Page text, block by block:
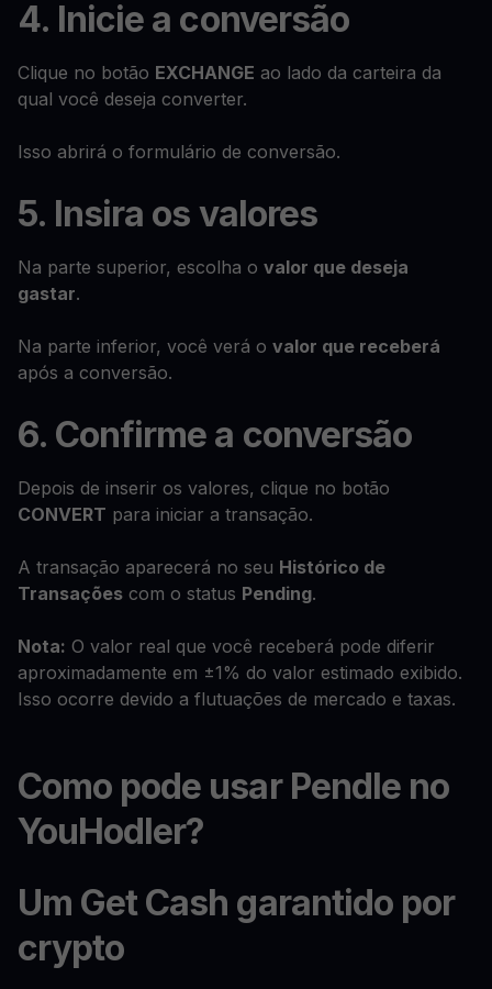
4. Inicie a conversão
Clique no botão EXCHANGE ao lado da carteira da
qual você deseja converter.
Isso abrirá o formulário de conversão.
5. Insira os valores
Na parte superior, escolha o valor que deseja
gastar.
Na parte inferior, você verá o valor que receberá
após a conversão.
6. Confirme a conversão
Depois de inserir os valores, clique no botão
CONVERT para iniciar a transação.
A transação aparecerá no seu Histórico de
Transações com o status Pending.
Nota: O valor real que você receberá pode diferir
aproximadamente em ±1% do valor estimado exibido.
Isso ocorre devido a flutuações de mercado e taxas.
Como pode usar Pendle no
YouHodler?
Um Get Cash garantido por
crypto